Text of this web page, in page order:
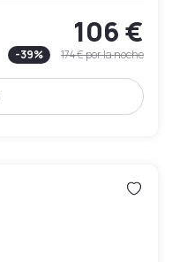
106 €
-39% 174 €por la noche